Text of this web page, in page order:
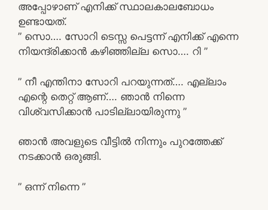
അപ്പോഴാണ് എനിക്ക് സ്ഥാലകാലബോധം
ഉണ്ടായത്.
” സൊ…. സോറി ടെസ്സ പെട്ടന്ന് എനിക്ക് എന്നെ
നിയന്ദ്രിക്കാൻ കഴിഞ്ഞില്ല സൊ…. റി ”
” നീ എന്തിനാ സോറി പറയുന്നത്…. എല്ലാം
എന്റെ തെറ്റ് ആണ്‌…. ഞാൻ നിന്നെ
വിശ്വസിക്കാൻ പാടില്ലായിരുന്നു ”
ഞാൻ അവളുടെ വീട്ടിൽ നിന്നും പുറത്തേക്ക്
നടക്കാൻ ഒരുങ്ങി.
” ഒന്ന് നിന്നെ ”